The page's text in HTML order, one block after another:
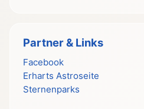
Partner & Links
Facebook
Erharts Astroseite
Sternenparks